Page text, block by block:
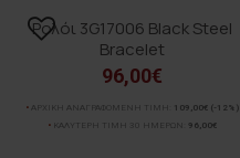
Ρολόι 3G17006 Black Steel
Bracelet
96,00€
ΑΡΧΙΚΗ ΑΝΑΓΡΑΦΟΜΕΝΗ ΤΙΜΗ: 109,00€ (-12%)
ΚΑΛΥΤΕΡΗ ΤΙΜΗ 30 ΗΜΕΡΩΝ:
96,00€